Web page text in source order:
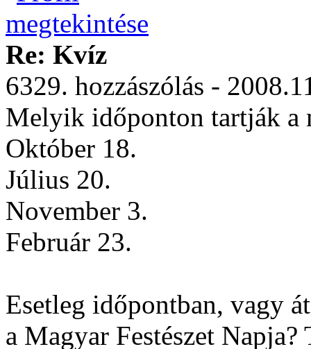
Re: Kvíz
6329. hozzászólás -
Melyik időponton tartják a
Október 18.
Július 20.
November 3.
Február 23.
Esetleg időpontban, vagy
a Magyar Festészet Napja?